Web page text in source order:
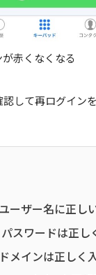
赤くなくなる
して再ログイン
ーザー名に正し
スワードは正し
メインは正しく